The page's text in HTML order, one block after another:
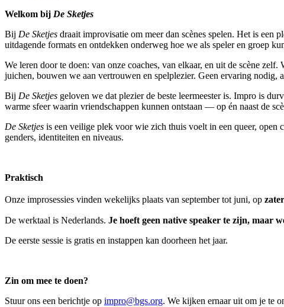
Welkom bij De Sketjes
Bij De Sketjes draait improvisatie om meer dan scènes spelen. Het is
uitdagende formats en ontdekken onderweg hoe we als speler en groep
We leren door te doen: van onze coaches, van elkaar, en uit de scène
juichen, bouwen we aan vertrouwen en spelplezier. Geen ervaring nodig,
Bij De Sketjes geloven we dat plezier de beste leermeester is. Impro is
warme sfeer waarin vriendschappen kunnen ontstaan — op én naast de
De Sketjes is een veilige plek voor wie zich thuis voelt in een queer,
genders, identiteiten en niveaus.
Praktisch
Onze improsessies vinden wekelijks plaats van september tot juni, op
De werktaal is Nederlands. Je hoeft geen native speaker te zijn, maar
De eerste sessie is gratis en instappen kan doorheen het jaar.
Zin om mee te doen?
Stuur ons een berichtje op impro@bgs.org. We kijken ernaar uit om je te